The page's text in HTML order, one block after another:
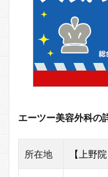
エーツー美容外科の
所在地 【上野